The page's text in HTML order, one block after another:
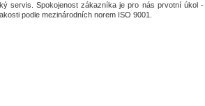
servis. Spokojenost zákazníka je pro nás prvotní úkol
podle mezinárodních norem ISO 9001.